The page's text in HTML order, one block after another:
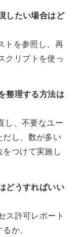
したい場合はど
トを参照し、再
クリプトを使っ
整理する方法は
し、不要なユー
し、数が多い
つけて実施し
どうすればいい
ス許可レポート
か、